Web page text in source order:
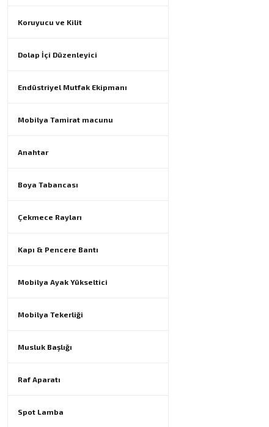
Koruyucu ve Kilit
Dolap İçi Düzenleyici
Endüstriyel Mutfak Ekipmanı
Mobilya Tamirat macunu
Anahtar
Boya Tabancası
Çekmece Rayları
Kapı & Pencere Bantı
Mobilya Ayak Yükseltici
Mobilya Tekerliği
Musluk Başlığı
Raf Aparatı
Spot Lamba